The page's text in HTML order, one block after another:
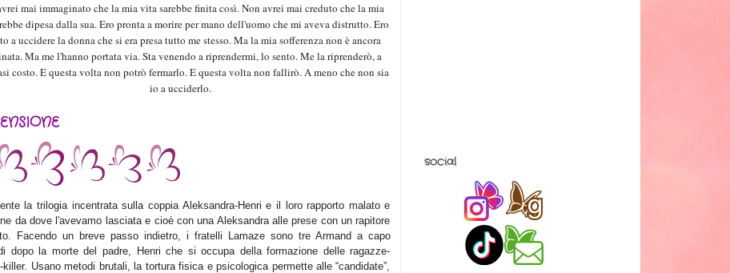
mai immaginato che la mia vita sarebbe finita così. Non avrei mai creduto che la mia
dipesa dalla sua. Ero pronta a morire per mano dell'uomo che mi aveva distrutto. Ero
a uccidere la donna che si era presa tutto me stesso. Ma la mia sofferenza non è ancora
Ma me l'hanno portata via. Sta venendo a riprendermi, lo sento. Me la riprenderò, a
costo. E questa volta non potrò fermarlo. E questa volta non fallirò. A meno che non sia
io a ucciderlo.
la trilogia incentrata sulla coppia Aleksandra-Henri e il loro rapporto malato e
da dove l'avevamo lasciata e cioè con una Aleksandra alle prese con un rapitore
Facendo un breve passo indietro, i fratelli Lamaze sono tre Armand a capo
dopo la morte del padre, Henri che si occupa della formazione delle ragazze-
Usano metodi brutali, la tortura fisica e psicologica permette alle “candidate”,
social